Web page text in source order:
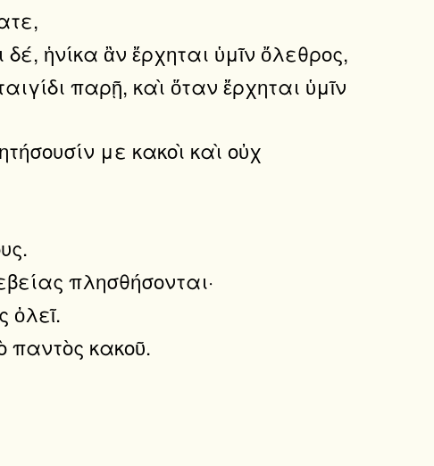
ἡνίκα ἂν ἔρχηται ὑμῖν ὄλεθρος,
παρῇ, καὶ ὅταν ἔρχηται ὑμῖν
με κακοὶ καὶ οὐχ
πλησθήσονται·
ὀλεῖ.
παντὸς κακοῦ.